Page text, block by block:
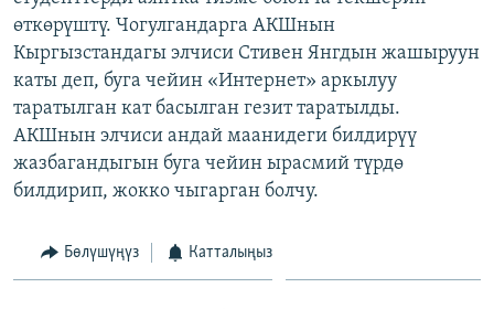
өткөрүштү. Чогулгандарга АКШнын
Кыргызстандагы элчиси Стивен Янгдын жашыруун
каты деп, буга чейин «Интернет» аркылуу
таратылган кат басылган гезит таратылды.
АКШнын элчиси андай маанидеги билдирүү
жазбагандыгын буга чейин ырасмий түрдө
билдирип, жокко чыгарган болчу.
Бөлүшүңүз Катталыңыз